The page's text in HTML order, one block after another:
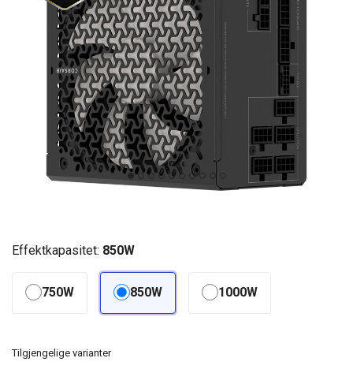
Effektkapasitet: 850W
750W 850W 1000W
Tilgjengelige varianter